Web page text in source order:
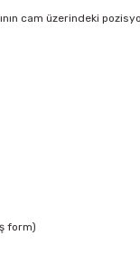
cam üzerindeki
form)